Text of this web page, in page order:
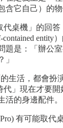
含它自己）的
代桌機」的回
contained entity
題是：「辦公
」
的生活，都會扮
代」現在才要
活的身邊配件。
有可能取代